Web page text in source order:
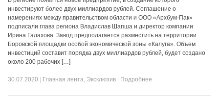
инвестируют более двух миллиардов рублей. Соглашение о
намерениях между правительством области и ООО «Архбум-Пак»
подписали глава региона Владислав Шапша и директор компании
Ирина Галахова. Завод предполагается разместить на территории
Боровской площадки особой экономической зоны «Калуга». Объем
инвестиций составит порядка двух миллиардов рублей, будет создано
около 200 рабочих […]
30.07.2020 Главная лента, Эксклюзив Подробнее